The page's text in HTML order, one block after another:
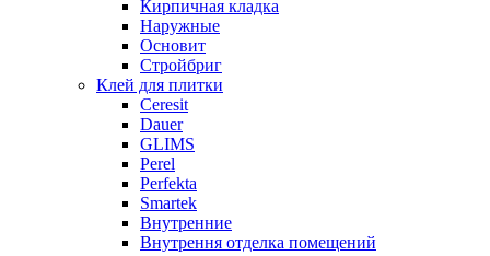
Кирпичная кладка
Наружные
Основит
Стройбриг
Клей для плитки
Ceresit
Dauer
GLIMS
Perel
Perfekta
Smartek
Внутренние
Внутрення отделка помещений